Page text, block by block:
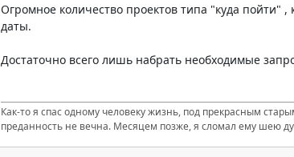
Огромное количество проектов типа "куда
даты.
Достаточно всего лишь набрать необходимые
Как-то я спас одному человеку жизнь, под прекрасным
преданность не вечна. Месяцем позже, я сломал ему шею